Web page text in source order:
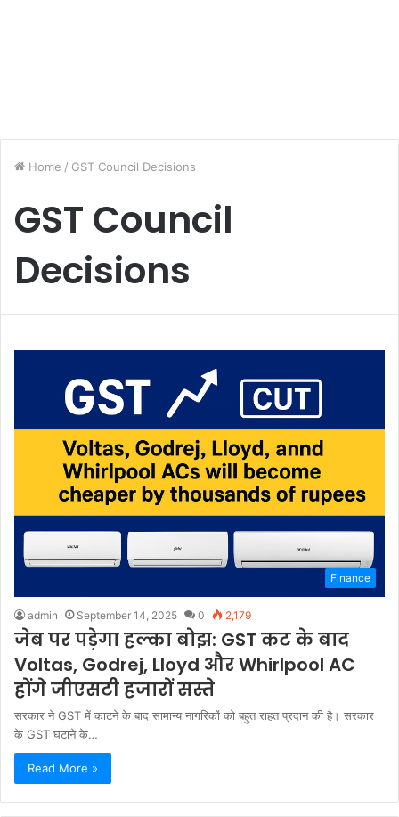
Home / GST Council Decisions
GST Council
Decisions
Finance
admin September 14, 2025 0 2,179
जेब पर पड़ेगा हल्का बोझ: GST कट के बाद
Voltas, Godrej, Lloyd और Whirlpool AC
होंगे जीएसटी हजारों सस्ते
सरकार ने GST में काटने के बाद सामान्य नागरिकों को बहुत राहत प्रदान की है। सरकार
के GST घटाने के…
Read More »